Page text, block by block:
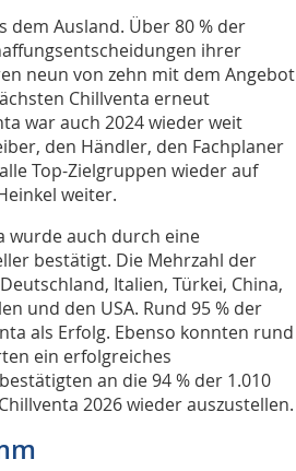
dem Ausland. Über 80 % der
ihrer
neun von zehn mit dem Angebot
Chillventa erneut
war auch 2024 wieder weit
den Händler, den Fachplaner
Top-Zielgruppen wieder auf
weiter.
wurde auch durch eine
bestätigt. Die Mehrzahl der
Italien, Türkei, China,
und den USA. Rund 95 % der
als Erfolg. Ebenso konnten rund
ein erfolgreiches
an die 94 % der 1.010
2026 wieder auszustellen.